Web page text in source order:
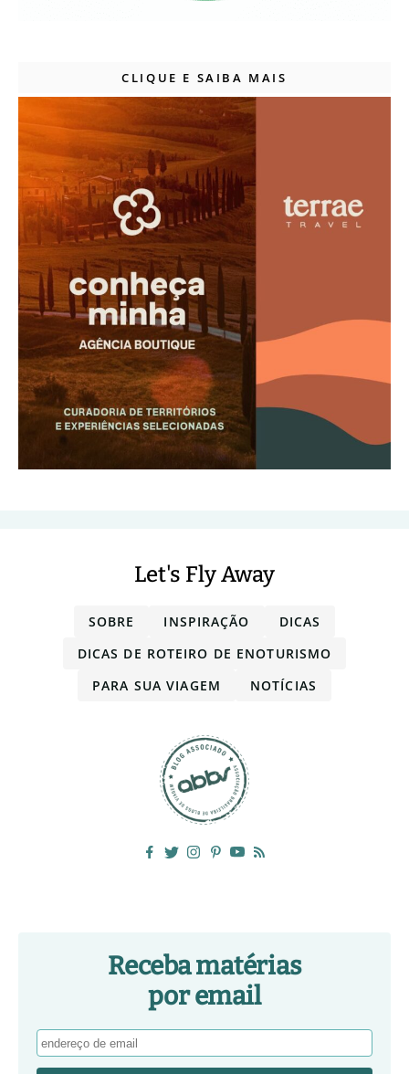
CLIQUE E SAIBA MAIS
Let's Fly Away
SOBRE INSPIRAÇÃO
DICAS
DICAS DE ROTEIRO DE ENOTURISMO
PARA SUA VIAGEM
NOTÍCIAS
Receba matérias
por email